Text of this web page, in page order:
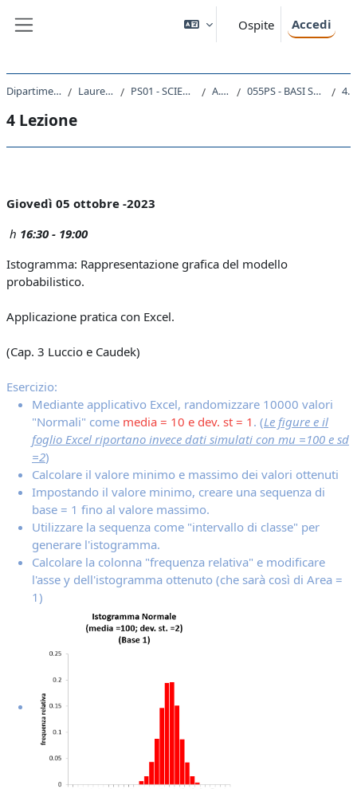
Ospite Accedi
Dipartimento di Scienze della Vita Laurea triennale (DM270) PS01 - SCIENZE E TECNICHE PSICOLOGICHE A.A. 2023 - 2024 055PS - BASI STATISTICHE PER LA PSICOLOGIA 2023 4 Lezione
4 Lezione
Giovedì 05 ottobre -2023
h 16:30 - 19:00
Istogramma: Rappresentazione grafica del modello
probabilistico.
Applicazione pratica con Excel.
(Cap. 3 Luccio e Caudek)
Esercizio:
Mediante applicativo Excel, randomizzare 10000 valori
"Normali" come media = 10 e dev. st = 1 . (Le figure e il
foglio Excel riportano invece dati simulati con mu =100 e sd
=2)
Calcolare il valore minimo e massimo dei valori ottenuti
Impostando il valore minimo, creare una sequenza di
base = 1 fino al valore massimo.
Utilizzare la sequenza come "intervallo di classe" per
generare l'istogramma.
Calcolare la colonna "frequenza relativa" e modificare
l'asse y dell'istogramma ottenuto (che sarà così di Area =
1)